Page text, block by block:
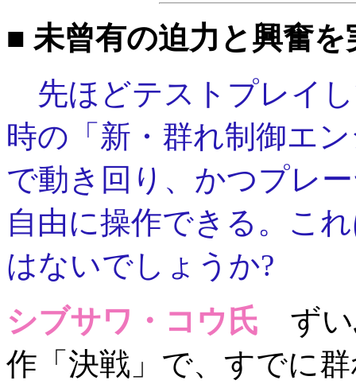
■ 未曾有の迫力と興奮
先ほどテストプレイ
時の「新・群れ制御エ
で動き回り、かつプレ
自由に操作できる。こ
はないでしょうか?
シブサワ・コウ氏 ずい
作「決戦」で、すでに